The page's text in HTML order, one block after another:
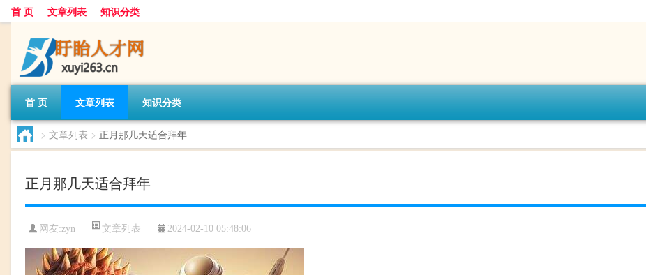
首 页 文章列表 知识分类
首 页 文章列表 知识分类
> 文章列表 > 正月那几天适合拜年
正月那几天适合拜年
网友:zyn 文章列表 2024-02-10 05:48:06